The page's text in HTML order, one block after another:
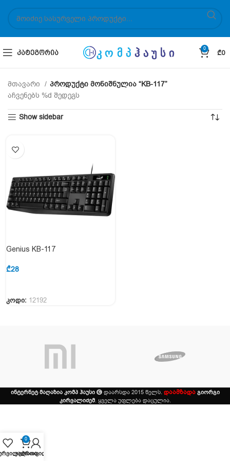
ᲙᲐᲢᲔᲒᲝᲠᲘᲐ
0
₾0
მთავარი
პროდუქტი მონიშნულია “KB-117”
აჩვენებს %d შედეგს
Show sidebar
Genius KB-117
₾28
კოდი: 12192
ინტერნეტ მაღაზია კომპ ჰაუსი დაარსდა 2015 წელს. დაამზადაგიორგი
კირვალიძემ. ყველა უფლება დაცულია.
0
კალათა
პროფილი